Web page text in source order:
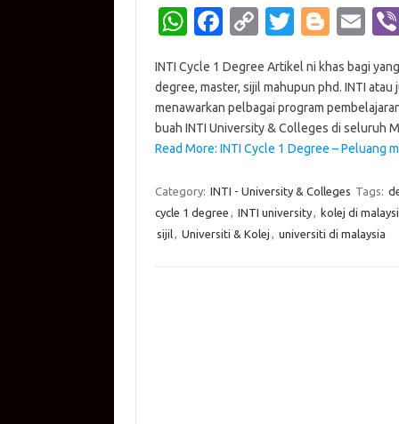
W
at
s
A
p
p
Fa
e
b
o
o
k
C
p
y
Li
n
k
T
it
te
r
Bl
g
g
er
E
ail
INTI Cycle 1 Degree Artikel ni khas bagi
degree, master, sijil mahupun phd. INTI
menawarkan pelbagai program
buah INTI University & Colleges di seluruh
Read More: INTI Cycle 1 Degree – Peluang
Category: INTI - University & Colleges Tags:
cycle 1 degree , INTI university, kolej di
sijil, Universiti & Kolej , universiti di malaysia